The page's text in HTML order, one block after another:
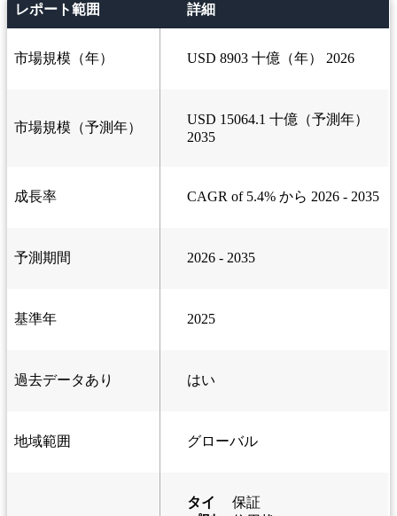
レポート範囲 詳細
市場規模（年） USD 8903 十億（年） 2026
市場規模（予測年）
USD 15064.1 十億（予測年）
2035
成長率 CAGR of 5.4% から 2026 - 2035
予測期間 2026 - 2035
基準年 2025
過去データあり はい
地域範囲 グローバル
タイ
保証